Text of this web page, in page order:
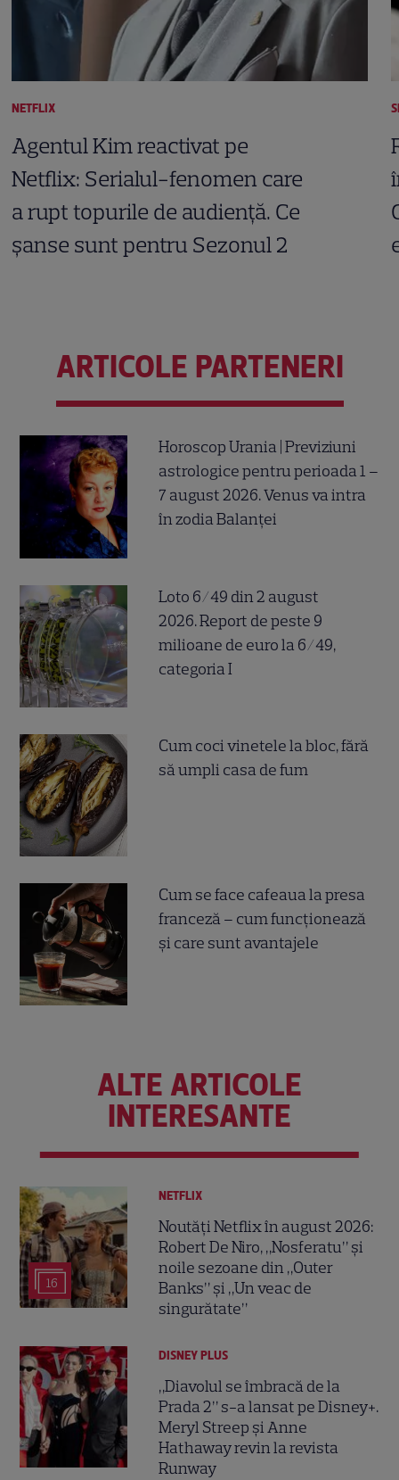
NETFLIX
Agentul Kim reactivat pe
Netflix: Serialul-fenomen care
a rupt topurile de audiență. Ce
șanse sunt pentru Sezonul 2
ARTICOLE PARTENERI
Horoscop Urania | Previziuni
astrologice pentru perioada 1 –
7 august 2026. Venus va intra
în zodia Balanței
Loto 6/49 din 2 august
2026. Report de peste 9
milioane de euro la 6/49,
categoria I
Cum coci vinetele la bloc, fără
să umpli casa de fum
Cum se face cafeaua la presa
franceză – cum funcționează
și care sunt avantajele
ALTE ARTICOLE
INTERESANTE
16
NETFLIX
Noutăți Netflix în august 2026:
Robert De Niro, „Nosferatu” și
noile sezoane din „Outer
Banks” și „Un veac de
singurătate”
DISNEY PLUS
„Diavolul se îmbracă de la
Prada 2” s-a lansat pe Disney+.
Meryl Streep și Anne
Hathaway revin la revista
Runway